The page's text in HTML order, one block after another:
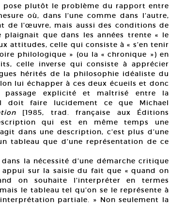
pose plutôt le problème du rapport entre
où, dans l’une comme dans l’autre,
de l’œuvre, mais aussi des conditions de
que dans les années trente « le
attitudes, celle qui consiste à « s’en tenir
philologique » (ou la « chronique ») en
celle inverse qui consiste à apprécier
hérités de la philosophie idéaliste du
lui échapper à ces deux écueils et donc
explicité et maîtrisé entre la
doit faire lucidement ce que Michael
[1985, trad. française aux Éditions
qui est en même temps une
dans une description, c’est plus d’une
tableau que d’une représentation de ce
la nécessité d’une démarche critique
sur la saisie du fait que « quand on
on souhaite l’interpréter en termes
le tableau tel qu’on se le représente à
partiale. » Non seulement la